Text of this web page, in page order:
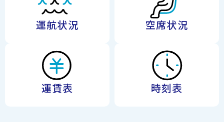
運航状況 空席状況
運賃表 時刻表